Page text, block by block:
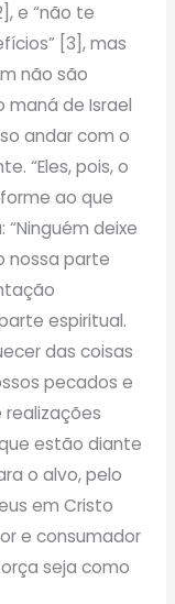
e “não te
[3], mas
não são
maná de Israel
andar com o
“Eles, pois, o
ao que
deixe
nossa parte
espiritual.
das coisas
pecados e
estão diante
o alvo, pelo
em Cristo
e consumador
seja como